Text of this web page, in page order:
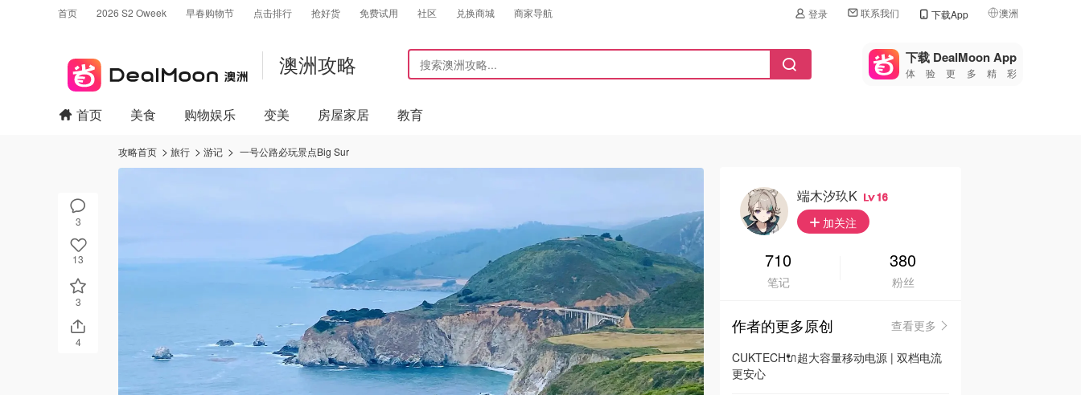
首页 2026 S2 Oweek 早春购物节 点击排行 抢好货 免费试用 社区 兑换商城 商家导航 登录 联系我们 下载App 澳洲
🇺🇸
🇨🇳 中国
🇮🇹
🇦🇺
🇳🇿新西兰
澳洲攻略 下载 DealMoon App
体验更多精彩
3
13
3
4
首页 美食 购物娱乐 变美 房屋家居 教育
攻略首页 旅行 游记 一号公路必玩景点Big Sur
端木汐玖K 16
加关注
710
笔记
380
粉丝
作者的更多原创
查看更多
CUKTECH🔌超大容量移动电源 | 双档电流
更安心